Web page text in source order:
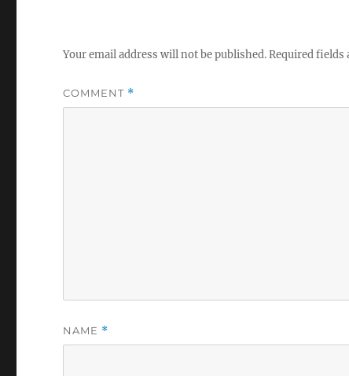
Your email address will not be published.Required fields
COMMENT *
NAME *